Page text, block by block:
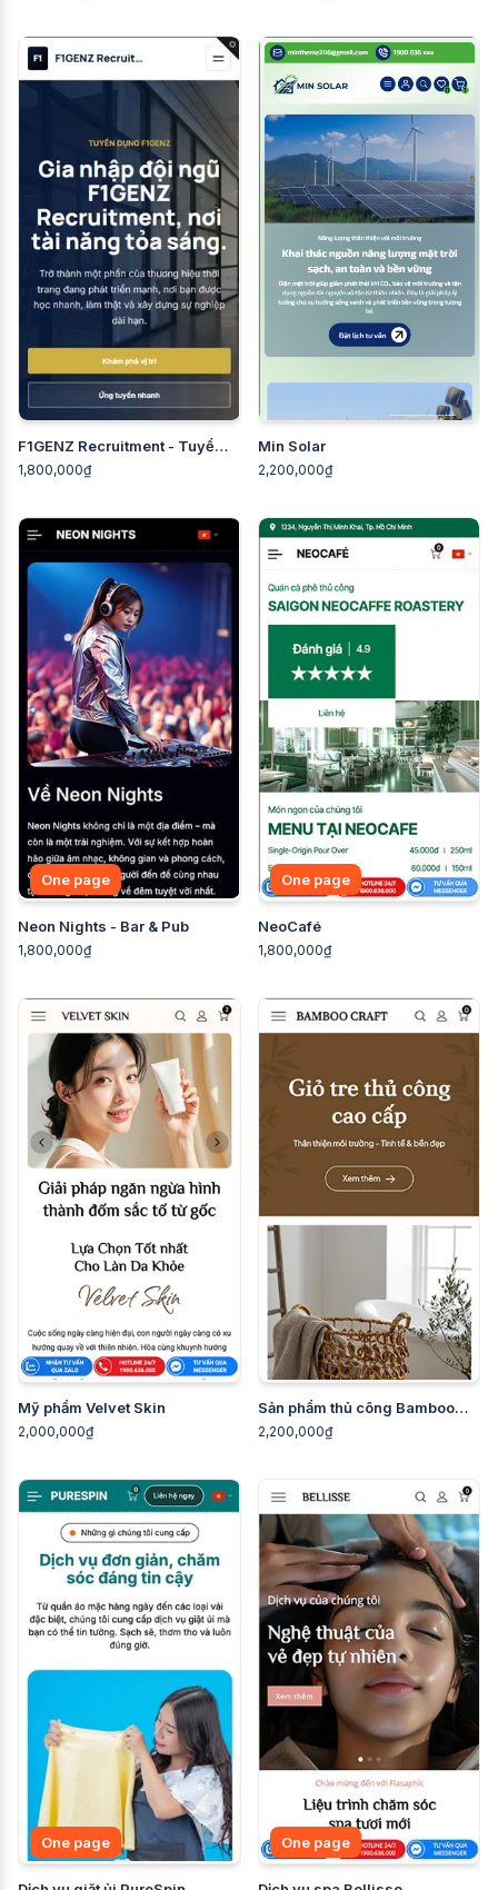
F1GENZ Recruitment - Tuyển
dụng
1,800,000₫
Min Solar
2,200,000₫
One page
Neon Nights - Bar & Pub
1,800,000₫
One page
NeoCafé
1,800,000₫
Mỹ phẩm Velvet Skin
2,000,000₫
Sản phẩm thủ công Bamboo
Craft
2,200,000₫
One page One page